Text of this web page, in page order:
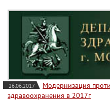
26.06.2017
Модернизация
здравоохранения в 2017г